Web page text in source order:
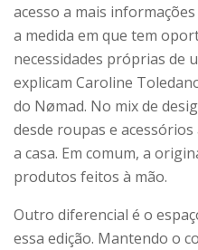
acesso a mais
a medida em que tem
necessidades próprias de
explicam Caroline
do Nømad. No mix de
desde roupas e
a casa. Em comum, a
produtos feitos à mão.
Outro diferencial é o
essa edição. Mantendo o